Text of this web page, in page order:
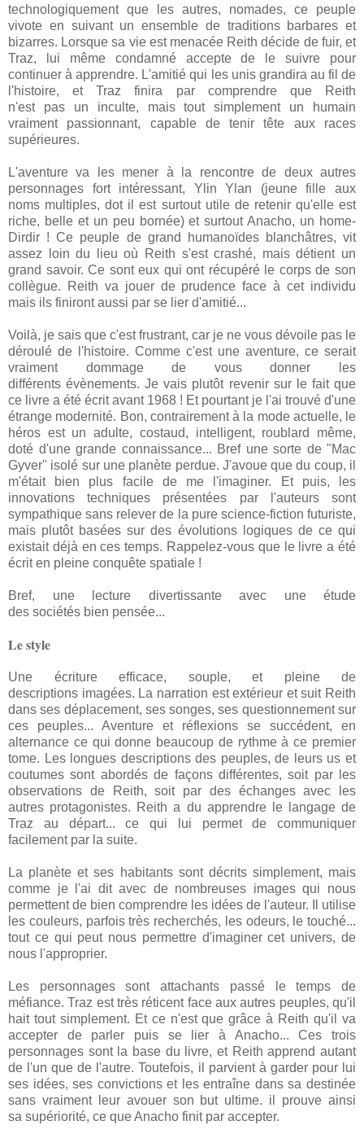
technologiquement que les autres, nomades, ce peuple
vivote en suivant un ensemble de traditions barbares et
bizarres. Lorsque sa vie est menacée Reith décide de fuir, et
Traz, lui même condamné accepte de le suivre pour
continuer à apprendre. L'amitié qui les unis grandira au fil de
l'histoire, et Traz finira par comprendre que Reith
n'est pas un inculte, mais tout simplement un humain
vraiment passionnant, capable de tenir tête aux races
supérieures.
L'aventure va les mener à la rencontre de deux autres
personnages fort intéressant, Ylin Ylan (jeune fille aux
noms multiples, dot il est surtout utile de retenir qu'elle est
riche, belle et un peu bornée) et surtout Anacho, un home-
Dirdir ! Ce peuple de grand humanoïdes blanchâtres, vit
assez loin du lieu où Reith s'est crashé, mais détient un
grand savoir. Ce sont eux qui ont récupéré le corps de son
collègue. Reith va jouer de prudence face à cet individu
mais ils finiront aussi par se lier d'amitié...
Voilà, je sais que c'est frustrant, car je ne vous dévoile pas le
déroulé de l'histoire. Comme c'est une aventure, ce serait
vraiment dommage de vous donner les
différents évènements. Je vais plutôt revenir sur le fait que
ce livre a été écrit avant 1968 ! Et pourtant je l'ai trouvé d'une
étrange modernité. Bon, contrairement à la mode actuelle, le
héros est un adulte, costaud, intelligent, roublard même,
doté d'une grande connaissance... Bref une sorte de "Mac
Gyver" isolé sur une planète perdue. J'avoue que du coup, il
m'était bien plus facile de me l'imaginer. Et puis, les
innovations techniques présentées par l'auteurs sont
sympathique sans relever de la pure science-fiction futuriste,
mais plutôt basées sur des évolutions logiques de ce qui
existait déjà en ces temps. Rappelez-vous que le livre a été
écrit en pleine conquête spatiale !
Bref, une lecture divertissante avec une étude
des sociétés bien pensée...
Le style
Une écriture efficace, souple, et pleine de
descriptions imagées. La narration est extérieur et suit Reith
dans ses déplacement, ses songes, ses questionnement sur
ces peuples... Aventure et réflexions se succédent, en
alternance ce qui donne beaucoup de rythme à ce premier
tome. Les longues descriptions des peuples, de leurs us et
coutumes sont abordés de façons différentes, soit par les
observations de Reith, soit par des échanges avec les
autres protagonistes. Reith a du apprendre le langage de
Traz au départ... ce qui lui permet de communiquer
facilement par la suite.
La planète et ses habitants sont décrits simplement, mais
comme je l'ai dit avec de nombreuses images qui nous
permettent de bien comprendre les idées de l'auteur. Il utilise
les couleurs, parfois très recherchés, les odeurs, le touché...
tout ce qui peut nous permettre d'imaginer cet univers, de
nous l'approprier.
Les personnages sont attachants passé le temps de
méfiance. Traz est très réticent face aux autres peuples, qu'il
hait tout simplement. Et ce n'est que grâce à Reith qu'il va
accepter de parler puis se lier à Anacho... Ces trois
personnages sont la base du livre, et Reith apprend autant
de l'un que de l'autre. Toutefois, il parvient à garder pour lui
ses idées, ses convictions et les entraîne dans sa destinée
sans vraiment leur avouer son but ultime. il prouve ainsi
sa supériorité, ce que Anacho finit par accepter.